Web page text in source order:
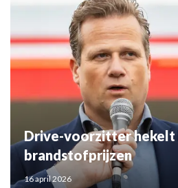
Drive-voorzitter hekelt
brandstofprijzen
16 april 2026